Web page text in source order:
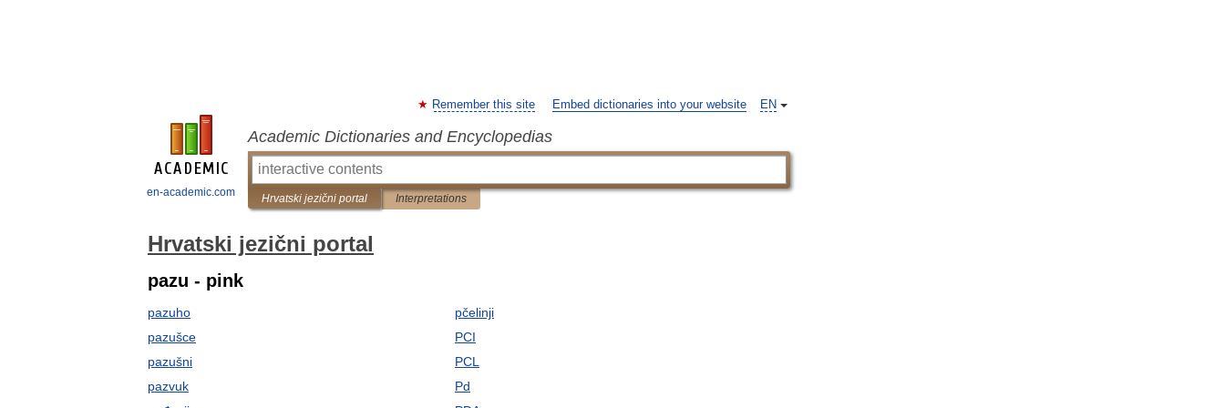
en-academic.com
EN
Remember this site Embed dictionaries into your website
Academic Dictionaries and Encyclopedias
Hrvatski jezični portal Interpretations
Hrvatski jezični portal
pazu - pink
pazuho
pazušce
pazušni
pazvuk
pčelinji
PCI
PCL
Pd